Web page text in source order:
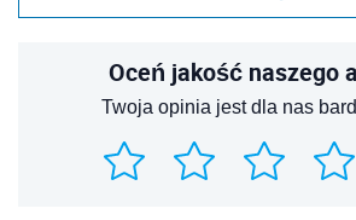
Oceń jakość naszego
Twoja opinia jest dla nas